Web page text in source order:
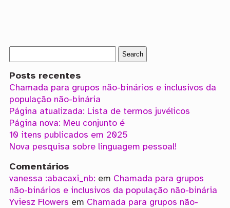
Posts recentes
Chamada para grupos não-binários e inclusivos da
população não-binária
Página atualizada: Lista de termos juvélicos
Página nova: Meu conjunto é
10 itens publicados em 2025
Nova pesquisa sobre linguagem pessoal!
Comentários
vanessa :abacaxi_nb: em Chamada para grupos
não-binários e inclusivos da população não-binária
Yviesz Flowers em Chamada para grupos não-